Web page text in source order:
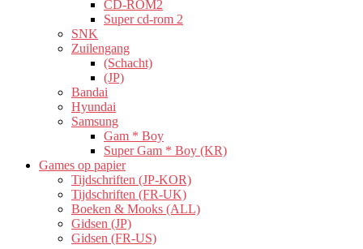
CD-ROM2
Super cd-rom 2
SNK
Zuilengang
(Schacht)
(JP)
Bandai
Hyundai
Samsung
Gam * Boy
Super Gam * Boy (KR)
Games op papier
Tijdschriften (JP-KOR)
Tijdschriften (FR-UK)
Boeken & Mooks (ALL)
Gidsen (JP)
Gidsen (FR-US)